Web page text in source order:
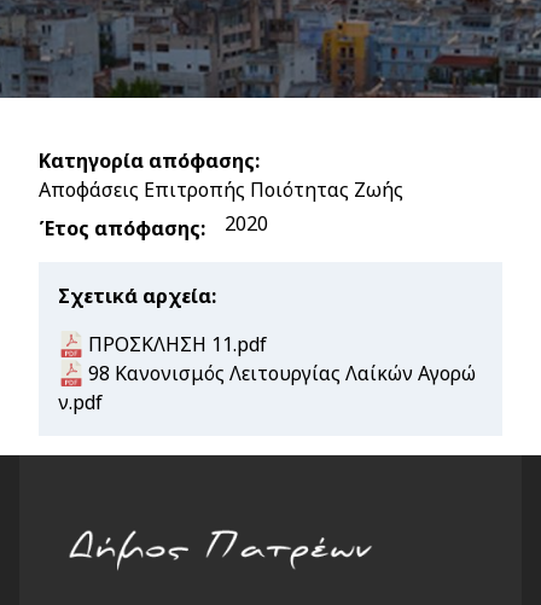
Κατηγορία απόφασης
Αποφάσεις Επιτροπής Ποιότητας Ζωής
Έτος απόφασης
2020
Σχετικά αρχεία
Document
ΠΡΟΣΚΛΗΣΗ 11.pdf
Document
98 Κανονισμός Λειτουργίας Λαίκών Αγορώ
ν.pdf